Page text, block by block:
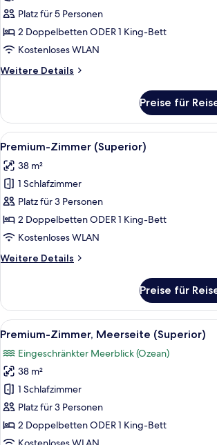
2 Schlafzimmer
anzeigen
Platz für 5 Personen
2 Doppelbetten ODER 1 King-Bett
Kostenloses WLAN
Weitere Details
Weitere
2 Schlafzimmer
Preise für
Alle
Fotos
für
Premium-
Zimmer
(Superior)
anzeigen
Ein Balkon
11
Premium-Zimmer (Superior)
38 m²
1 Schlafzimmer
Platz für 3 Personen
2 Doppelbetten ODER 1 King-Bett
Kostenloses WLAN
Weitere Details
Weitere
Zimmer
(Superior)
Preise für
Alle
Fotos
für
Premium-
Zimmer,
Meerseite
(Superior)
anzeigen
Ein Balkon
8
Premium-Zimmer, Meerseite (Superior)
Eingeschränkter Meerblick (Ozean)
38 m²
1 Schlafzimmer
Platz für 3 Personen
2 Doppelbetten ODER 1 King-Bett